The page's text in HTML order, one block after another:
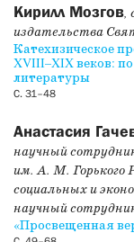
Э. Штайн,
религиозного
Пашаева с
психологической
исследования,
творческой
Раздел
посвященной
понятия
описано
ХХ веке включено
католической
Кирилл Мозгов,
издательства
Катехизическое
XVIII–XIX веков:
литературы
С. 31–48
Анастасия
научный
им. А. М. Горького
социальных и
научный
«Просвещенная